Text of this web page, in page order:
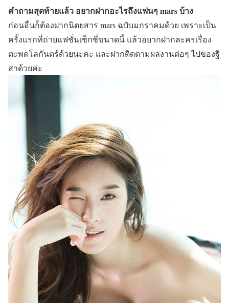
คำถามสุดท้ายแล้ว อยากฝากอะไรถึงแฟนๆ mars บ้าง
ก่อนอื่นก็ต้องฝากนิตยสาร mars ฉบับมกราคมด้วย เพราะเป็น
ครั้งแรกที่ถ่ายแฟชั่นเซ็กซี่ขนาดนี้ แล้วอยากฝากละครเรื่อง
ตะพดโลกันตร์ด้วยนะคะ และฝากติดตามผลงานต่อๆ ไปของฐิ
สาด้วยค่ะ